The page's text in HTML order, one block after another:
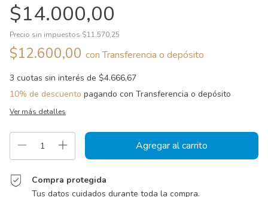
$14.000,00
Precio sin impuestos $11.570,25
$12.600,00 con Transferencia o depósito
3 cuotas sin interés de $4.666,67
10% de descuento pagando con Transferencia o depósito
Ver más detalles
Compra protegida
Tus datos cuidados durante toda la compra.